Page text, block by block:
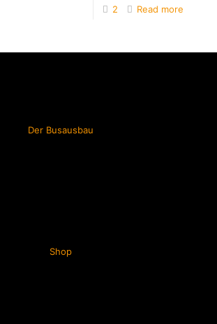
2 Read more
Der Busausbau
Shop